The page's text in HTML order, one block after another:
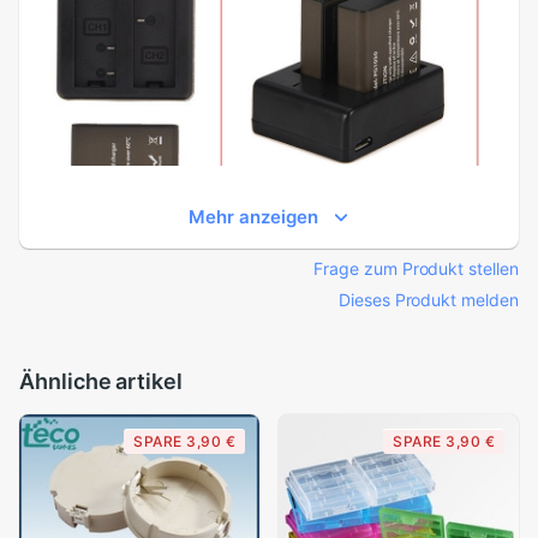
Mehr anzeigen
Frage zum Produkt stellen
Dieses Produkt melden
Ähnliche artikel
SPARE 3,90 € SPARE 3,90 €